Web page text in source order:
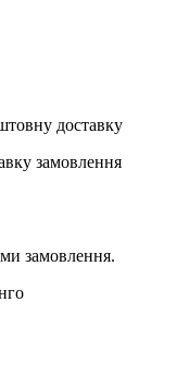
доставку
замовлення
замовлення.